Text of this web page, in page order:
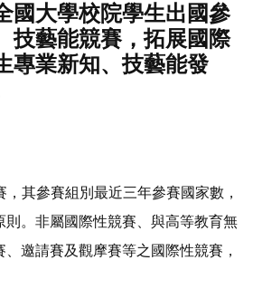
國大學校院學生出國參
技藝能競賽，拓展國際
專業新知、技藝能發
，其參賽組別最近三年參賽國家數，
則。非屬國際性競賽、與高等教育無
邀請賽及觀摩賽等之國際性競賽，